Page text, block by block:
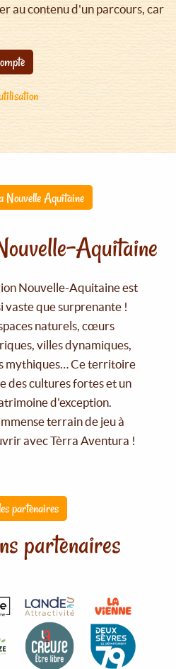
au contenu d'un parcours, car
Nouvelle Aquitaine
Aquitaine
Nouvelle-Aquitaine est
vaste que surprenante !
naturels, cœurs
villes dynamiques,
mythiques… Ce territoire
des cultures fortes et un
d'exception.
terrain de jeu à
avec Tèrra Aventura !
partenaires
partenaires